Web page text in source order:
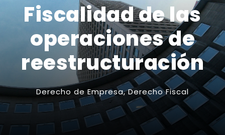
Fiscalidad de las
operaciones de
reestructuración
Derecho de Empresa, Derecho Fiscal